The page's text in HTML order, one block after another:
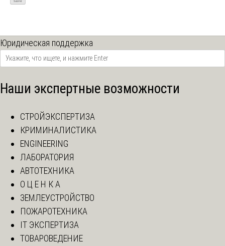
Юридическая поддержка
Наши экспертные возможности
СТРОЙЭКСПЕРТИЗА
КРИМИНАЛИСТИКА
ENGINEERING
ЛАБОРАТОРИЯ
АВТОТЕХНИКА
О Ц Е Н К А
ЗЕМЛЕУСТРОЙСТВО
ПОЖАРОТЕХНИКА
IT ЭКСПЕРТИЗА
ТОВАРОВЕДЕНИЕ